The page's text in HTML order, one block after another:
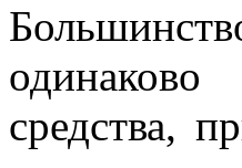
средства,